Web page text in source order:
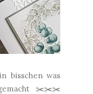
bisschen was
✂️✂️✂️